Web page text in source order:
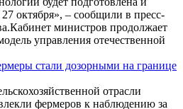
октября», – сообщили в пресс-
министров продолжает
управления отечественной
стали дозорными на границе
отрасли
фермеров к наблюдению за